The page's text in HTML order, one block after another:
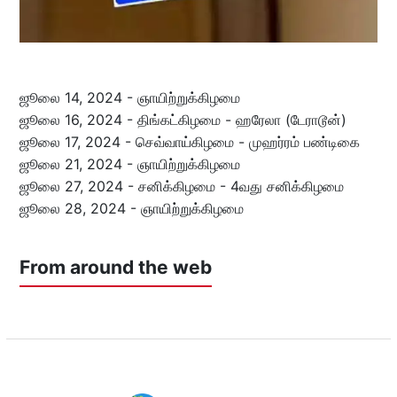
ஜூலை 14, 2024 - ஞாயிற்றுக்கிழமை
ஜூலை 16, 2024 - திங்கட்கிழமை - ஹரேலா (டேராடூன்)
ஜூலை 17, 2024 - செவ்வாய்கிழமை - முஹர்ரம் பண்டிகை
ஜூலை 21, 2024 - ஞாயிற்றுக்கிழமை
ஜூலை 27, 2024 - சனிக்கிழமை - 4வது சனிக்கிழமை
ஜூலை 28, 2024 - ஞாயிற்றுக்கிழமை
From around the web